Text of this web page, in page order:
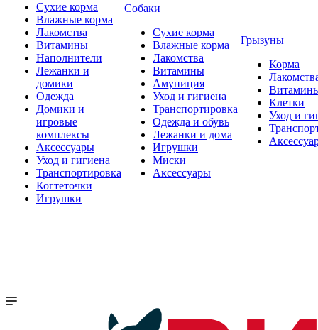
Сухие корма
Влажные корма
Лакомства
Витамины
Наполнители
Лежанки и
домики
Одежда
Домики и
игровые
комплексы
Аксессуары
Уход и гигиена
Транспортировка
Когтеточки
Игрушки
Собаки
Сухие корма
Влажные корма
Лакомства
Витамины
Амуниция
Уход и гигиена
Транспортировка
Одежда и обувь
Лежанки и дома
Игрушки
Миски
Аксессуары
Грызуны
Корма
Клетки
Уход и